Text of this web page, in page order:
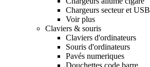
Chargeurs secteur et USB
Voir plus
Claviers & souris
Claviers d'ordinateurs
Souris d'ordinateurs
Pavés numeriques
Douchettes code barre